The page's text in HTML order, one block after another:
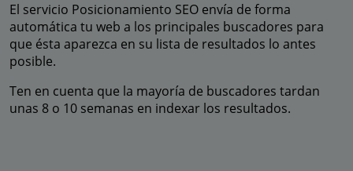
El servicio Posicionamiento SEO envía de forma
automática tu web a los principales buscadores para
que ésta aparezca en su lista de resultados lo antes
posible.
Ten en cuenta que la mayoría de buscadores tardan
unas 8 o 10 semanas en indexar los resultados.